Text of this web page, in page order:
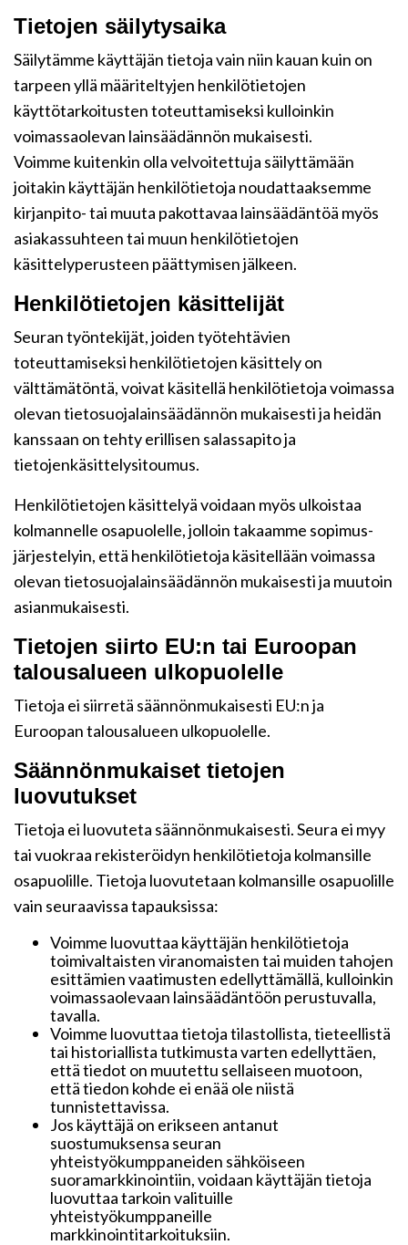
Tietojen säilytysaika
Säilytämme käyttäjän tietoja vain niin kauan kuin on
tarpeen yllä määriteltyjen henkilötietojen
käyttötarkoitusten toteuttamiseksi kulloinkin
voimassaolevan lainsäädännön mukaisesti.
Voimme kuitenkin olla velvoitettuja säilyttämään
joitakin käyttäjän henkilötietoja noudattaaksemme
kirjanpito- tai muuta pakottavaa lainsäädäntöä myös
asiakassuhteen tai muun henkilötietojen
käsittelyperusteen päättymisen jälkeen.
Henkilötietojen käsittelijät
Seuran työntekijät, joiden työtehtävien
toteuttamiseksi henkilötietojen käsittely on
välttämätöntä, voivat käsitellä henkilötietoja voimassa
olevan tietosuojalainsäädännön mukaisesti ja heidän
kanssaan on tehty erillisen salassapito ja
tietojenkäsittelysitoumus.
Henkilötietojen käsittelyä voidaan myös ulkoistaa
kolmannelle osapuolelle, jolloin takaamme sopimus-
järjestelyin, että henkilötietoja käsitellään voimassa
olevan tietosuojalainsäädännön mukaisesti ja muutoin
asianmukaisesti.
Tietojen siirto EU:n tai Euroopan
talousalueen ulkopuolelle
Tietoja ei siirretä säännönmukaisesti EU:n ja
Euroopan talousalueen ulkopuolelle.
Säännönmukaiset tietojen
luovutukset
Tietoja ei luovuteta säännönmukaisesti. Seura ei myy
tai vuokraa rekisteröidyn henkilötietoja kolmansille
osapuolille. Tietoja luovutetaan kolmansille osapuolille
vain seuraavissa tapauksissa:
Voimme luovuttaa käyttäjän henkilötietoja
toimivaltaisten viranomaisten tai muiden tahojen
esittämien vaatimusten edellyttämällä, kulloinkin
voimassaolevaan lainsäädäntöön perustuvalla,
tavalla.
Voimme luovuttaa tietoja tilastollista, tieteellistä
tai historiallista tutkimusta varten edellyttäen,
että tiedot on muutettu sellaiseen muotoon,
että tiedon kohde ei enää ole niistä
tunnistettavissa.
Jos käyttäjä on erikseen antanut
suostumuksensa seuran
yhteistyökumppaneiden sähköiseen
suoramarkkinointiin, voidaan käyttäjän tietoja
luovuttaa tarkoin valituille
yhteistyökumppaneille
markkinointitarkoituksiin.